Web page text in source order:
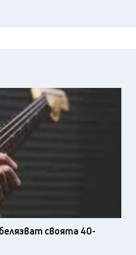
своята 40-